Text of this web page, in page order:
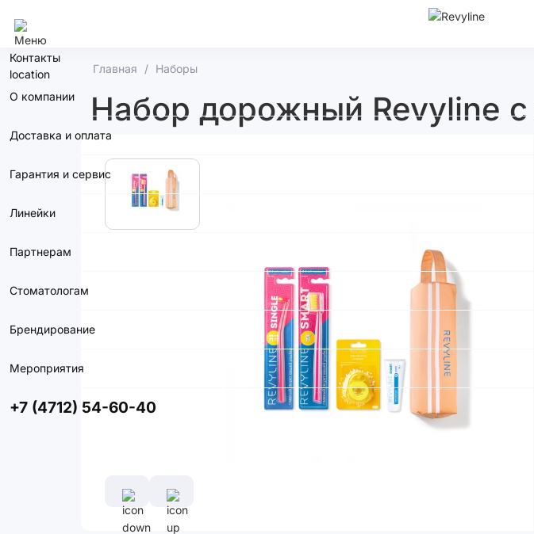
Контакты
О компании
Доставка и оплата
Гарантия и сервис
Линейки
Партнерам
Стоматологам
Брендирование
Мероприятия
+7 (4712) 54-60-40
Главная Наборы
Набор дорожный Revyline